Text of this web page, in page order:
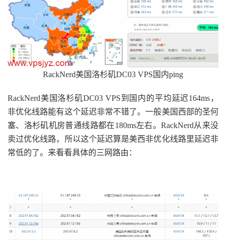
RackNerd美国洛杉矶DC03 VPS国内ping
RackNerd美国洛杉矶DC03 VPS到国内的平均延迟164ms，
非优化线路能有这个延迟非常不错了。一般美国西部的圣何
塞、洛杉矶机房普通线路都在180ms左右。RackNerd从来没
卖过优化线路，所以这个延迟算是美西非优化线路里延迟非
常低的了。来看看具体的三网路由：